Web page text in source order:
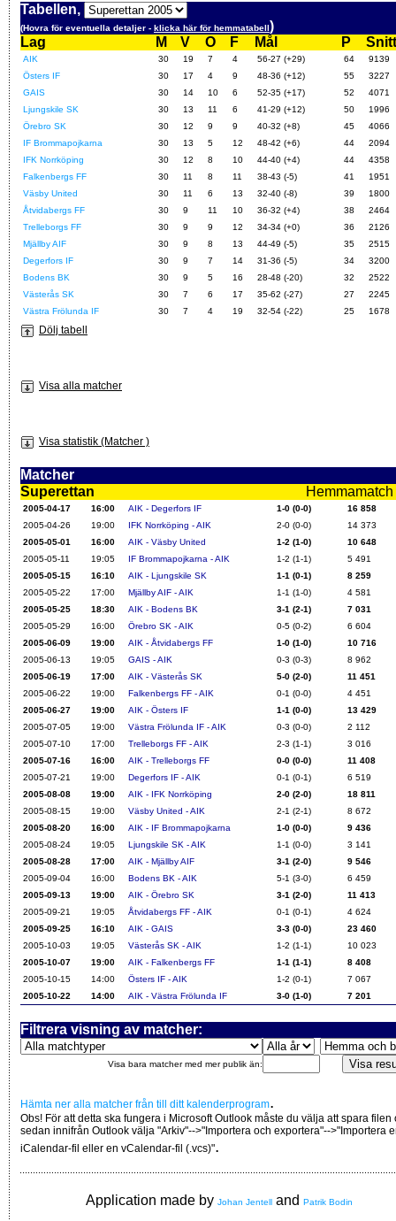
Tabellen,
(Hovra för eventuella detaljer - klicka här för hemmatabell)
Lag
M V O F Mål P Snitt
AIK 30 19 7 4 56-27 (+29) 64
9139
Östers IF
30 17 4 9 48-36 (+12) 55
3227
GAIS
30 14 10 6 52-35 (+17) 52
4071
Ljungskile SK
30 13 11 6 41-29 (+12) 50
1996
Örebro SK
30 12 9 9 40-32 (+8) 45
4066
IF Brommapojkarna
30 13 5 12 48-42 (+6) 44
2094
IFK Norrköping
30 12 8 10 44-40 (+4) 44
4358
Falkenbergs FF
30 11 8 11 38-43 (-5) 41
1951
Väsby United
30 11 6 13 32-40 (-8) 39
1800
Åtvidabergs FF
30 9 11 10 36-32 (+4) 38
2464
Trelleborgs FF
30 9 9 12 34-34 (+0) 36
2126
Mjällby AIF
30 9 8 13 44-49 (-5) 35
2515
Degerfors IF
30 9 7 14 31-36 (-5) 34
3200
Bodens BK
30 9 5 16 28-48 (-20) 32
2522
Västerås SK
30 7 6 17 35-62 (-27) 27
2245
Västra Frölunda IF
30 7 4 19 32-54 (-22) 25 1678
Dölj tabell
Visa alla matcher
Visa statistik (Matcher )
Matcher
Superettan
2005-04-17 16:00 AIK - Degerfors IF 1-0 (0-0)
16 858
2005-04-26
19:00 IFK Norrköping - AIK 2-0 (0-0)
14 373
2005-05-01
16:00 AIK - Väsby United 1-2 (1-0)
10 648
2005-05-11
19:05 IF Brommapojkarna - AIK 1-2 (1-1)
5 491
2005-05-15
16:10 AIK - Ljungskile SK 1-1 (0-1)
8 259
2005-05-22
17:00 Mjällby AIF - AIK 1-1 (1-0)
4 581
2005-05-25
18:30 AIK - Bodens BK 3-1 (2-1)
7 031
2005-05-29
16:00 Örebro SK - AIK 0-5 (0-2)
6 604
2005-06-09
19:00 AIK - Åtvidabergs FF 1-0 (1-0)
10 716
2005-06-13
19:05 GAIS - AIK 0-3 (0-3)
8 962
2005-06-19
17:00 AIK - Västerås SK 5-0 (2-0)
11 451
2005-06-22
19:00 Falkenbergs FF - AIK 0-1 (0-0)
4 451
2005-06-27
19:00 AIK - Östers IF 1-1 (0-0)
13 429
2005-07-05
19:00 Västra Frölunda IF - AIK 0-3 (0-0)
2 112
2005-07-10
17:00 Trelleborgs FF - AIK 2-3 (1-1)
3 016
2005-07-16
16:00 AIK - Trelleborgs FF 0-0 (0-0)
11 408
2005-07-21
19:00 Degerfors IF - AIK 0-1 (0-1)
6 519
2005-08-08
19:00 AIK - IFK Norrköping 2-0 (2-0)
18 811
2005-08-15
19:00 Väsby United - AIK 2-1 (2-1)
8 672
2005-08-20
16:00 AIK - IF Brommapojkarna 1-0 (0-0)
9 436
2005-08-24
19:05 Ljungskile SK - AIK 1-1 (0-0)
3 141
2005-08-28
17:00 AIK - Mjällby AIF 3-1 (2-0)
9 546
2005-09-04
16:00 Bodens BK - AIK 5-1 (3-0)
6 459
2005-09-13
19:00 AIK - Örebro SK 3-1 (2-0)
11 413
2005-09-21
19:05 Åtvidabergs FF - AIK 0-1 (0-1)
4 624
2005-09-25
16:10 AIK - GAIS 3-3 (0-0)
23 460
2005-10-03
19:05 Västerås SK - AIK 1-2 (1-1)
10 023
2005-10-07
19:00 AIK - Falkenbergs FF 1-1 (1-1)
8 408
2005-10-15
14:00 Östers IF - AIK 1-2 (0-1)
7 067
2005-10-22
14:00 AIK - Västra Frölunda IF 3-0 (1-0) 7 201
Filtrera visning av matcher:
Visa bara matcher med mer publik än:
Hämta ner alla matcher från till ditt kalenderprogram.
Obs! För att detta ska fungera i Microsoft Outlook måste du välja att spara filen
sedan innifrån Outlook välja "Arkiv"-->"Importera och exportera"-->"Importera
iCalendar-fil eller en vCalendar-fil (.vcs)".
Application made by Johan Jentell and Patrik Bodin